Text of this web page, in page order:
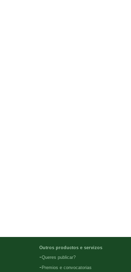
Outros productos e servizos
-Queres publicar?
- Premios e convocatorias